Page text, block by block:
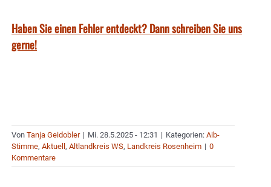
Haben Sie einen Fehler entdeckt? Dann schreiben Sie uns
gerne!
Von Tanja Geidobler | Mi. 28.5.2025 - 12:31 | Kategorien: Aib-
Stimme, Aktuell, Altlandkreis WS, Landkreis Rosenheim | 0
Kommentare